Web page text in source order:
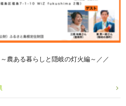
農ある暮らしと隠岐の灯火編～／／